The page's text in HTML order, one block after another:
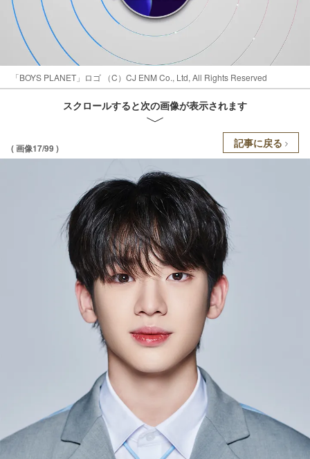
「BOYS PLANET」ロゴ （C）CJ ENM Co., Ltd, All Rights Reserved
スクロールすると次の画像が表示されます
( 画像17/99 ) 記事に戻る